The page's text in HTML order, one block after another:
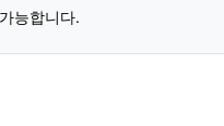
능합니다.